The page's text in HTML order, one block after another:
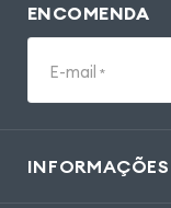
ENCOMENDA
E-mail *
INFORMAÇÕES